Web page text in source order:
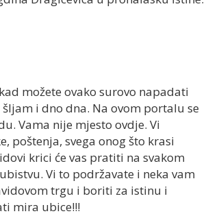
možete ovako surovo napadati
šljam i dno dna. Na ovom portalu se
Vama nije mjesto ovdje. Vi
poštenja, svega onog što krasi
krici će vas pratiti na svakom
Vi to podržavate i neka vam
trgu i boriti za istinu i
mira ubice!!!